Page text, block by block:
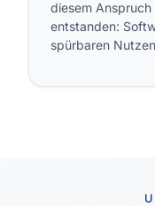
diesem
entstanden:
spürbaren